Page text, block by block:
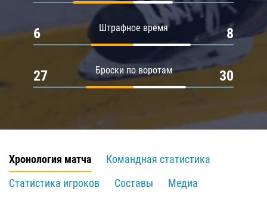
Штрафное время
6 8
Броски по воротам
27 30
Хронология матча
Командная статистика
Статистика игроков
Составы
Медиа